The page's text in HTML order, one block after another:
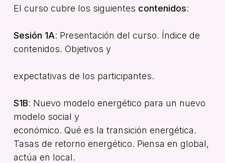
El curso cubre los siguientes contenidos:
Sesión 1A: Presentación del curso. Índice de
contenidos. Objetivos y
expectativas de los participantes.
S1B: Nuevo modelo energético para un nuevo
modelo social y
económico. Qué es la transición energética.
Tasas de retorno energético. Piensa en global,
actúa en local.